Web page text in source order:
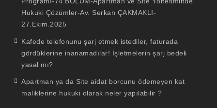
Hukuki Çözümler-Av. Serkan ÇAKMAKLI-
27.Ekim.2025
Kafede telefonunu şarj etmek istediler, faturada
gördüklerine inanamadılar! İşletmelerin şarj bedeli
yasal mı?
Apartman ya da Site aidat borcunu ödemeyen kat
maliklerine hukuki olarak neler yapılabilir ?